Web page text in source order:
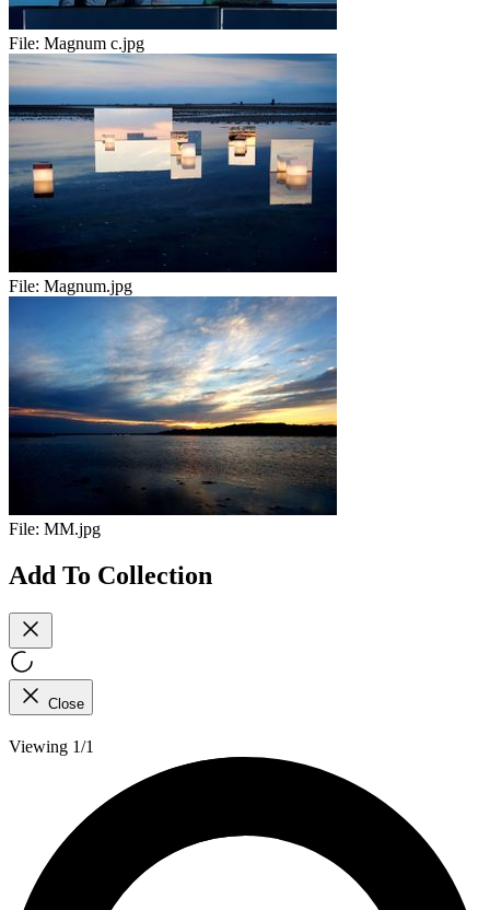
File: Magnum c.jpg
File: Magnum.jpg
File: MM.jpg
Add To Collection
Close
Viewing 1/1